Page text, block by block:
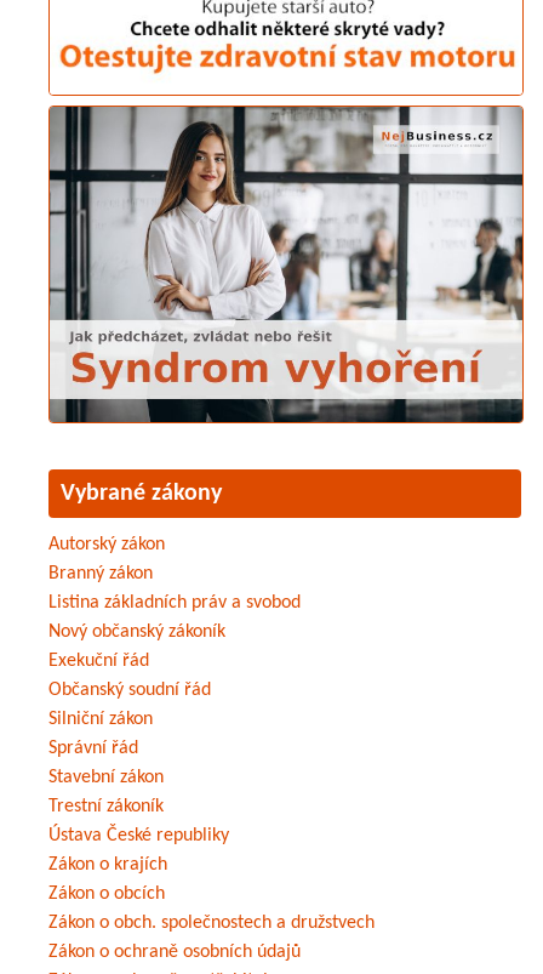
Vybrané zákony
Autorský zákon
Branný zákon
Listina základních práv a svobod
Nový občanský zákoník
Exekuční řád
Občanský soudní řád
Silniční zákon
Správní řád
Stavební zákon
Trestní zákoník
Ústava České republiky
Zákon o krajích
Zákon o obcích
Zákon o obch. společnostech a družstvech
Zákon o ochraně osobních údajů